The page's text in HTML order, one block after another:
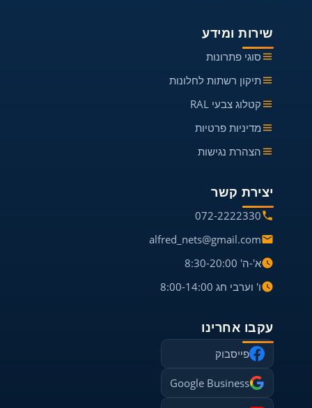
שירות ומידע
סוגי פתרונות
תיקון רשתות לחלונות
קטלוג צבעי RAL
מדיניות פרטיות
הצהרת נגישות
יצירת קשר
072-2222330
alfred_nets@gmail.com
א'-ה' 8:30-20:00
ו' וערבי חג 8:00-14:00
עקבו אחרינו
פייסבוק
Google Business